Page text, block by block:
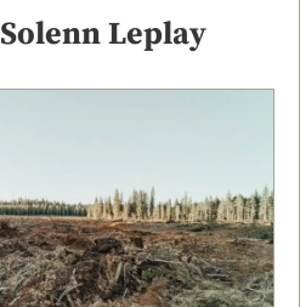
SolennLeplay